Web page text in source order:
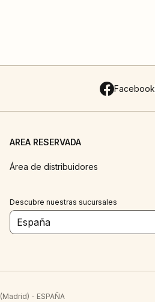
Facebook
AREA RESERVADA
Área de distribuidores
Descubre nuestras sucursales
España
- ESPAÑA